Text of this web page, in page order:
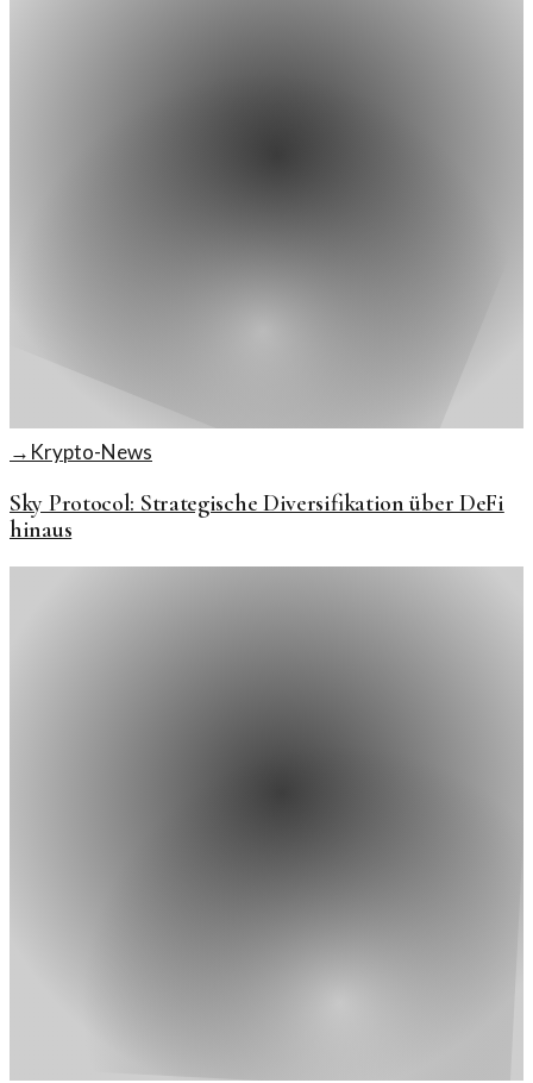
→ Krypto-News
Sky Protocol: Strategische Diversifikation über DeFi
hinaus